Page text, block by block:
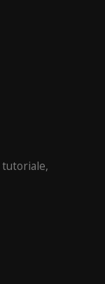
tutoriale,